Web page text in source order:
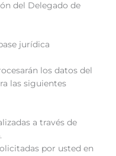
del Delegado de
jurídica
los datos del
las siguientes
a través de
por usted en